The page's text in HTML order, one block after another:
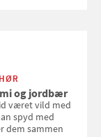
og jordbær
været vild med
spyd med
dem sammen